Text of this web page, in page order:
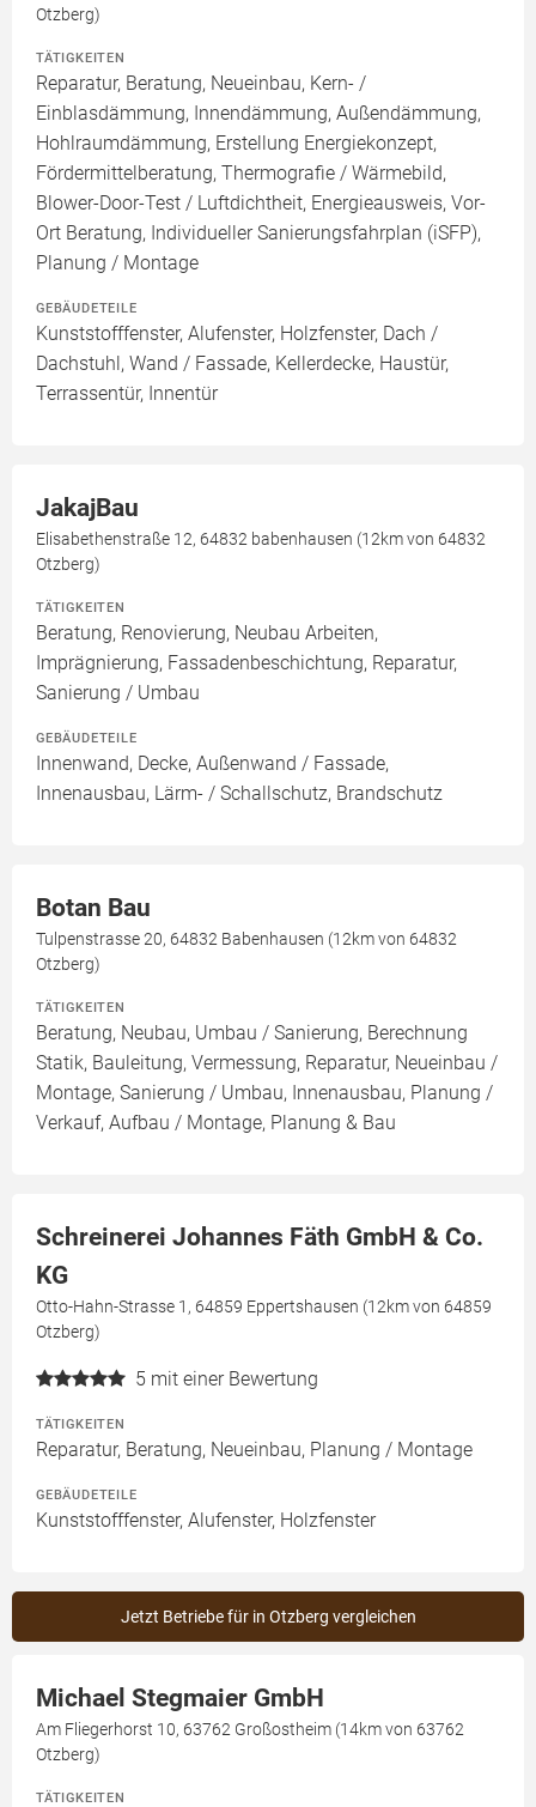
Otzberg)
TÄTIGKEITEN
Reparatur, Beratung, Neueinbau, Kern- /
Einblasdämmung, Innendämmung, Außendämmung,
Hohlraumdämmung, Erstellung Energiekonzept,
Fördermittelberatung, Thermografie / Wärmebild,
Blower-Door-Test / Luftdichtheit, Energieausweis, Vor-
Ort Beratung, Individueller Sanierungsfahrplan (iSFP),
Planung / Montage
GEBÄUDETEILE
Kunststofffenster, Alufenster, Holzfenster, Dach /
Dachstuhl, Wand / Fassade, Kellerdecke, Haustür,
Terrassentür, Innentür
JakajBau
Elisabethenstraße 12, 64832 babenhausen (12km von 64832
Otzberg)
TÄTIGKEITEN
Beratung, Renovierung, Neubau Arbeiten,
Imprägnierung, Fassadenbeschichtung, Reparatur,
Sanierung / Umbau
GEBÄUDETEILE
Innenwand, Decke, Außenwand / Fassade,
Innenausbau, Lärm- / Schallschutz, Brandschutz
Botan Bau
Tulpenstrasse 20, 64832 Babenhausen (12km von 64832
Otzberg)
TÄTIGKEITEN
Beratung, Neubau, Umbau / Sanierung, Berechnung
Statik, Bauleitung, Vermessung, Reparatur, Neueinbau /
Montage, Sanierung / Umbau, Innenausbau, Planung /
Verkauf, Aufbau / Montage, Planung & Bau
Schreinerei Johannes Fäth GmbH & Co.
KG
Otto-Hahn-Strasse 1, 64859 Eppertshausen (12km von 64859
Otzberg)
5 mit einer Bewertung
TÄTIGKEITEN
Reparatur, Beratung, Neueinbau, Planung / Montage
GEBÄUDETEILE
Kunststofffenster, Alufenster, Holzfenster
Jetzt Betriebe für in Otzberg vergleichen
Michael Stegmaier GmbH
Am Fliegerhorst 10, 63762 Großostheim (14km von 63762
Otzberg)
TÄTIGKEITEN